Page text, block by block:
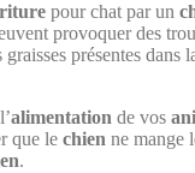
pour chat par un
provoquer des
graisses présentes dans
alimentation de vos
que le chien ne mange
.